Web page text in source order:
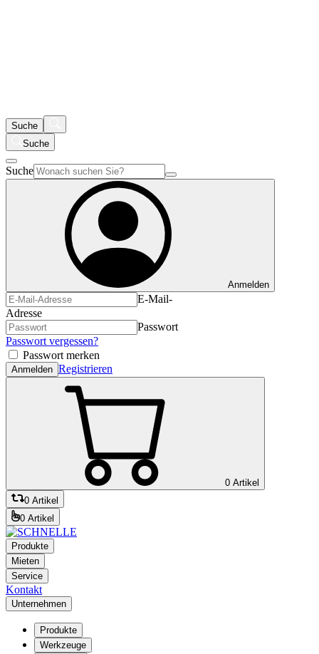
Suche
Suche
Suche
Anmelden
E-Mail-
Adresse
Passwort
Passwort vergessen?
Passwort merken
Anmelden Registrieren
0 Artikel
0 Artikel
0 Artikel
Produkte
Mieten
Service
Kontakt
Unternehmen
Produkte
Werkzeuge